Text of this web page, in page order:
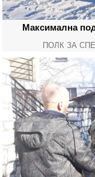
Максимална
ПОЛК ЗА